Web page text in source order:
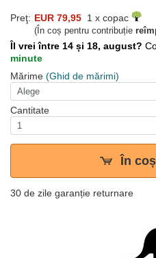
Preţ: EUR 79,95 1 x copac
(În coș pentru contribuție
Îl vrei între 14 și 18, august?
minute
Mărime (Ghid de mărimi)
Cantitate
În coș
30 de zile garanție returnare